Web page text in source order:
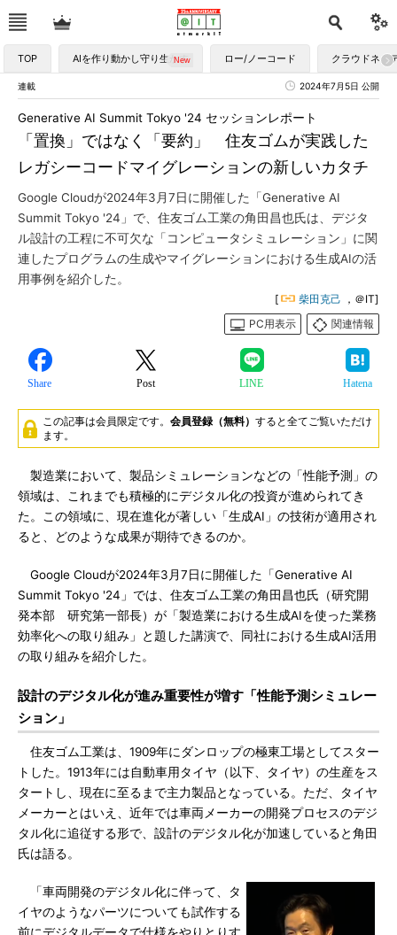
TOP AIを作り動かし守り生かす ロー/ノーコード クラウドネイ
連載 2024年7月5日 公開
「置換」ではなく「要約」 住友ゴムが実践した
レガシーコードマイグレーションの新しいカタチ
Generative AI Summit Tokyo '24 セッションレポート
Google Cloudが2024年3月7日に開催した「Generative AI
Summit Tokyo '24」で、住友ゴム工業の角田昌也氏は、デジタ
ル設計の工程に不可欠な「コンピュータシミュレーション」に関
連したプログラムの生成やマイグレーションにおける生成AIの活
用事例を紹介した。
[ 柴田克己 ，＠IT]
PC用表示
関連情報
Share Post LINE Hatena
この記事は会員限定です。 会員登録（無料） すると全てご覧いただけ
ます。
製造業において、製品シミュレーションなどの「性能予測」の
領域は、これまでも積極的にデジタル化の投資が進められてき
た。この領域に、現在進化が著しい「生成AI」の技術が適用され
ると、どのような成果が期待できるのか。
Google Cloudが2024年3月7日に開催した「Generative AI
Summit Tokyo '24」では、住友ゴム工業の角田昌也氏（研究開
発本部 研究第一部長）が「製造業における生成AIを使った業務
効率化への取り組み」と題した講演で、同社における生成AI活用
の取り組みを紹介した。
設計のデジタル化が進み重要性が増す「性能予測シミュレー
ション」
住友ゴム工業は、1909年にダンロップの極東工場としてスター
トした。1913年には自動車用タイヤ（以下、タイヤ）の生産をス
タートし、現在に至るまで主力製品となっている。ただ、タイヤ
メーカーとはいえ、近年では車両メーカーの開発プロセスのデジ
タル化に追従する形で、設計のデジタル化が加速していると角田
氏は語る。
「車両開発のデジタル化に伴って、タ
イヤのようなパーツについても試作する